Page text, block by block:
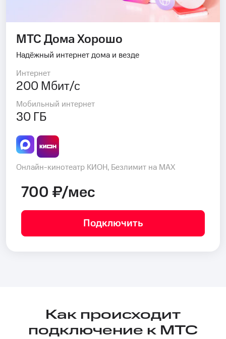
МТС Дома Хорошо
Надёжный интернет дома и везде
Интернет
200 Мбит/с
Мобильный интернет
30 ГБ
Онлайн-кинотеатр КИОН, Безлимит на MAX
700 ₽/мес
Подключить
Как происходит
подключение к МТС